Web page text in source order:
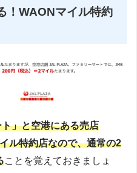
！WAONマイル特約
」と空港にある売店
ル特約店なので、通常の2
ことを覚えておきましょ